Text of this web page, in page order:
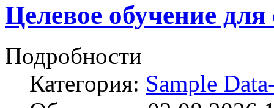
Целевое обучение для
Подробности
Категория: Sample